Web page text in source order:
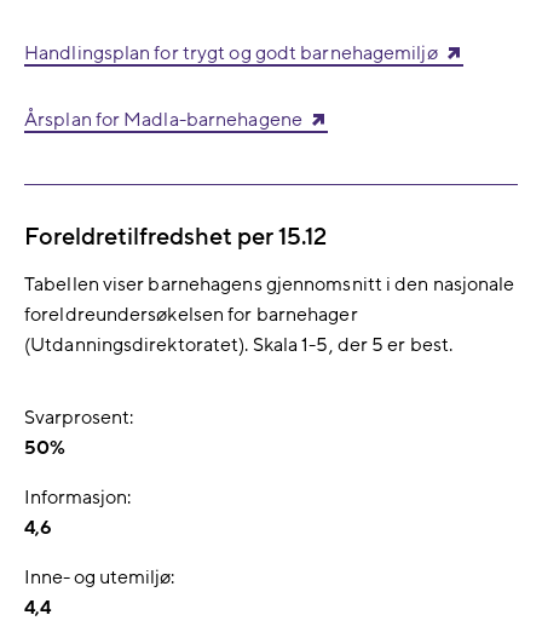
Handlingsplan for trygt og godt barnehagemiljø
Årsplan for Madla-barnehagene
Foreldretilfredshet per 15.12
Tabellen viser barnehagens gjennomsnitt i den nasjonale
foreldreundersøkelsen for barnehager
(Utdanningsdirektoratet). Skala 1-5, der 5 er best.
Svarprosent:
50%
Informasjon:
4,6
Inne- og utemiljø:
4,4